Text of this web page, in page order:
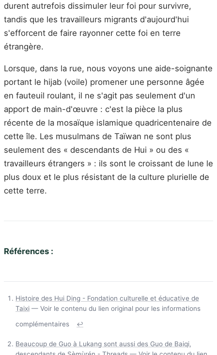
durent autrefois dissimuler leur foi pour survivre,
tandis que les travailleurs migrants d'aujourd'hui
s'efforcent de faire rayonner cette foi en terre
étrangère.
Lorsque, dans la rue, nous voyons une aide-soignante
portant le hijab (voile) promener une personne âgée
en fauteuil roulant, il ne s'agit pas seulement d'un
apport de main-d'œuvre : c'est la pièce la plus
récente de la mosaïque islamique quadricentenaire de
cette île. Les musulmans de Taïwan ne sont plus
seulement des « descendants de Hui » ou des «
travailleurs étrangers » : ils sont le croissant de lune le
plus doux et le plus résistant de la culture plurielle de
cette terre.
Références :
Histoire des Hui Ding - Fondation culturelle et éducative de
Taixi — Voir le contenu du lien original pour les informations
complémentaires
↩
Beaucoup de Guo à Lukang sont aussi des Guo de Baiqi,